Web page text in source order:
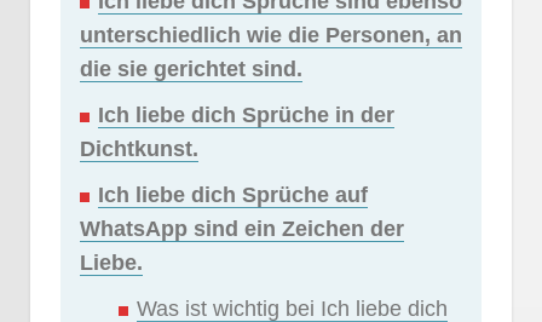
unterschiedlich wie die Personen, an
die sie gerichtet sind.
Ich liebe dich Sprüche in der
Dichtkunst.
Ich liebe dich Sprüche auf
WhatsApp sind ein Zeichen der
Liebe.
Was ist wichtig bei Ich liebe dich